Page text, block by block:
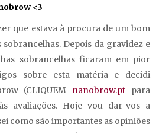
<3
que estava à procura de um bom
Depois da gravidez e
sobrancelhas ficaram em pior
sobre esta matéria e decidi
(CLIQUEM nanobrow.pt para
avaliações. Hoje vou dar-vos a
como são importantes as opiniões